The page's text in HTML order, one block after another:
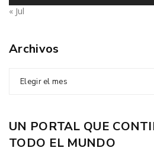
« Jul
Archivos
Elegir el mes
UN PORTAL QUE
TODO EL MUNDO